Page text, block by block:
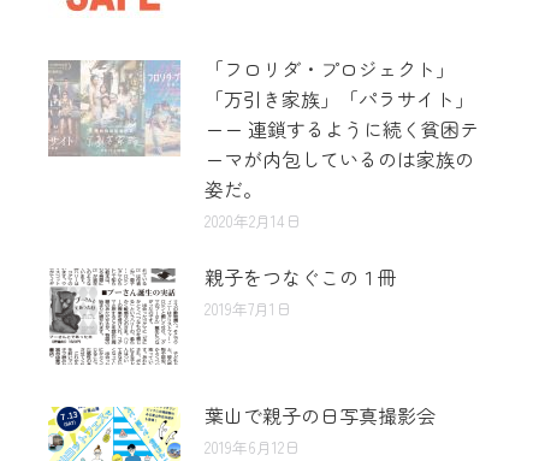
「フロリダ・プロジェクト」
「万引き家族」「パラサイト」
ーー 連鎖するように続く貧困テ
ーマが内包しているのは家族の
姿だ。
2020年2月14日
親子をつなぐこの１冊
2019年7月1日
葉山で親子の日写真撮影会
2019年6月12日